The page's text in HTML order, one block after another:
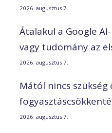
2026. augusztus 7.
Átalakul a Google
vagy tudomány az
2026. augusztus 7.
Mától nincs szükség
2026. augusztus 7.